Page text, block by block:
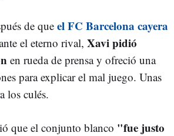
de que el FC Barcelona cayera
el eterno rival, Xavi pidió
en rueda de prensa y ofreció una
para explicar el mal juego. Unas
los culés.
que el conjunto blanco "fue justo